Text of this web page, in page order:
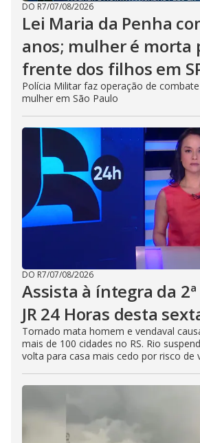
DO R7/07/08/2026
Lei Maria da Penha
anos; mulher é morta
frente dos filhos em
Polícia Militar faz operação de
mulher em São Paulo
DO R7/07/08/2026
Assista à íntegra da
JR 24 Horas desta
Tornado mata homem e vendaval
mais de 100 cidades no RS. Rio
volta para casa mais cedo por risco de